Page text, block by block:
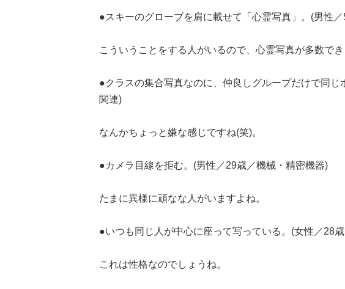
●スキーのグローブを肩に載せて「心霊写真」。(男性
こういうことをする人がいるので、心霊写真が多数でき
●クラスの集合写真なのに、仲良しグループだけで同
関連)
なんかちょっと嫌な感じですね(笑)。
●カメラ目線を拒む。(男性／29歳／機械・精密機器)
たまに異様に頑なな人がいますよね。
●いつも同じ人が中心に座って写っている。(女性／28
これは性格なのでしょうね。